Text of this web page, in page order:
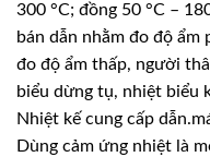
300 °C; đồng 50 °C –
bán dẫn nhằm đo độ ẩm
đo độ ẩm thấp, người
biểu dừng tụ, nhiệt biểu
Nhiệt kế cung cấp
Dùng cảm ứng nhiệt là